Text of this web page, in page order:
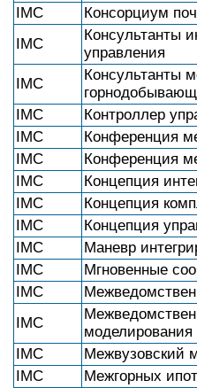
IMC
Консорциум
IMC
Консультанты
управления
IMC
Консультанты
IMC
Контроллер
IMC
Конференция
IMC
Конференция
IMC
Концепция
IMC
Концепция
IMC
Концепция
IMC
Маневр
IMC
Мгновенные
IMC
IMC
моделирования
IMC
Межвузовский
IMC
Межгорных